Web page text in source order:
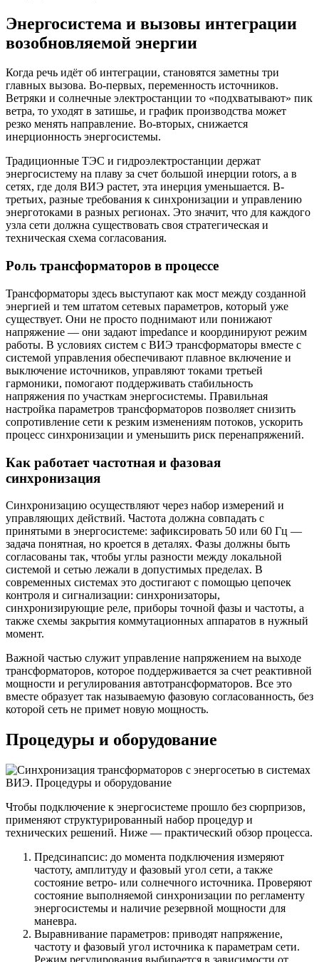
Энергосистема и вызовы интеграции
возобновляемой энергии
Когда речь идёт об интеграции, становятся заметны три
главных вызова. Во-первых, переменность источников.
Ветряки и солнечные электростанции то «подхватывают» пик
ветра, то уходят в затишье, и график производства может
резко менять направление. Во-вторых, снижается
инерционность энергосистемы.
Традиционные ТЭС и гидроэлектростанции держат
энергосистему на плаву за счет большой инерции rotors, а в
сетях, где доля ВИЭ растет, эта инерция уменьшается. В-
третьих, разные требования к синхронизации и управлению
энерготоками в разных регионах. Это значит, что для каждого
узла сети должна существовать своя стратегическая и
техническая схема согласования.
Роль трансформаторов в процессе
Трансформаторы здесь выступают как мост между созданной
энергией и тем штатом сетевых параметров, который уже
существует. Они не просто поднимают или понижают
напряжение — они задают impedance и координируют режим
работы. В условиях систем с ВИЭ трансформаторы вместе с
системой управления обеспечивают плавное включение и
выключение источников, управляют токами третьей
гармоники, помогают поддерживать стабильность
напряжения по участкам энергосистемы. Правильная
настройка параметров трансформаторов позволяет снизить
сопротивление сети к резким изменениям потоков, ускорить
процесс синхронизации и уменьшить риск перенапряжений.
Как работает частотная и фазовая
синхронизация
Синхронизацию осуществляют через набор измерений и
управляющих действий. Частота должна совпадать с
принятыми в энергосистеме: зафиксировать 50 или 60 Гц —
задача понятная, но кроется в деталях. Фазы должны быть
согласованы так, чтобы углы разности между локальной
системой и сетью лежали в допустимых пределах. В
современных системах это достигают с помощью цепочек
контроля и сигнализации: синхронизаторы,
синхронизирующие реле, приборы точной фазы и частоты, а
также схемы закрытия коммутационных аппаратов в нужный
момент.
Важной частью служит управление напряжением на выходе
трансформаторов, которое поддерживается за счет реактивной
мощности и регулирования автотрансформаторов. Все это
вместе образует так называемую фазовую согласованность, без
которой сеть не примет новую мощность.
Процедуры и оборудование
Чтобы подключение к энергосистеме прошло без сюрпризов,
применяют структурированный набор процедур и
технических решений. Ниже — практический обзор процесса.
Предсинапсис: до момента подключения измеряют
частоту, амплитуду и фазовый угол сети, а также
состояние ветро- или солнечного источника. Проверяют
состояние выполняемой синхронизации по регламенту
энергосистемы и наличие резервной мощности для
маневра.
Выравнивание параметров: приводят напряжение,
частоту и фазовый угол источника к параметрам сети.